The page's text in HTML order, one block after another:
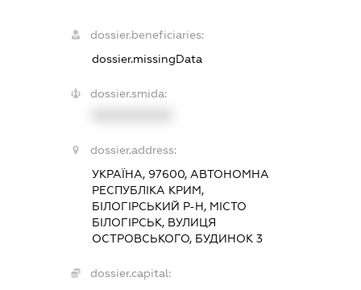
dossier.beneficiaries:
dossier.missingData
dossier.smida:
dossier.address:
УКРАЇНА, 97600, АВТОНОМНА
РЕСПУБЛІКА КРИМ,
БІЛОГІРСЬКИЙ Р-Н, МІСТО
БІЛОГІРСЬК, ВУЛИЦЯ
ОСТРОВСЬКОГО, БУДИНОК 3
dossier.capital: